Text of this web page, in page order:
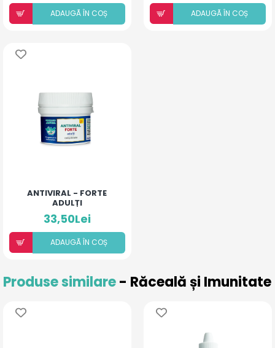
ADAUGÃ ÎN COȘ ADAUGÃ ÎN COȘ
ANTIVIRAL - FORTE
ADULȚI
33,50Lei
ADAUGÃ ÎN COȘ
Produse similare- Răceală și Imunitate